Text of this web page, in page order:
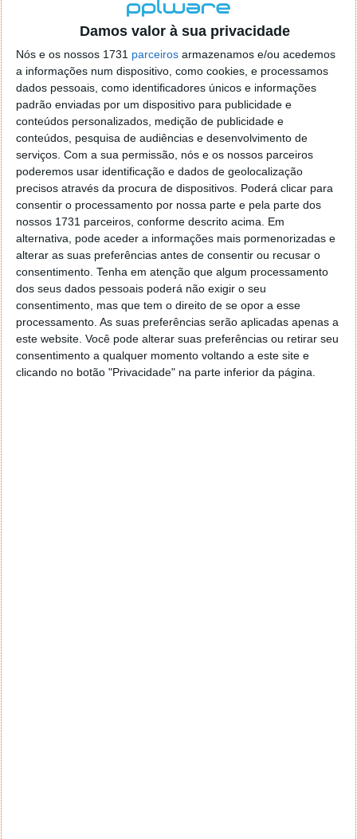
Damos valor à sua privacidade
Nós e os nossos 1731 parceiros armazenamos e/ou acedemos
a informações num dispositivo, como cookies, e processamos
dados pessoais, como identificadores únicos e informações
padrão enviadas por um dispositivo para publicidade e
conteúdos personalizados, medição de publicidade e
conteúdos, pesquisa de audiências e desenvolvimento de
serviços. Com a sua permissão, nós e os nossos parceiros
poderemos usar identificação e dados de geolocalização
precisos através da procura de dispositivos. Poderá clicar para
consentir o processamento por nossa parte e pela parte dos
nossos 1731 parceiros, conforme descrito acima. Em
alternativa, pode aceder a informações mais pormenorizadas e
alterar as suas preferências antes de consentir ou recusar o
consentimento. Tenha em atenção que algum processamento
dos seus dados pessoais poderá não exigir o seu
consentimento, mas que tem o direito de se opor a esse
processamento. As suas preferências serão aplicadas apenas a
este website. Você pode alterar suas preferências ou retirar seu
consentimento a qualquer momento voltando a este site e
clicando no botão "Privacidade" na parte inferior da página.
desde então 80% do seu valor, ainda que muitos
investidores antecipem uma nova explosão de preços
que permita atingir novos ATH durante a próxima alt
season (que poderá estar a poucos meses de
acontecer).
Shiba Inu, a alternativa a Dogecoin que foi
um caso de sucesso
Depois da enorme popularidade de Dogecoin, poucos
confiavam que haveria outra shitcoin capaz de lhe
fazer frente e de repetir o seu sucesso. Shiba Inu
surgiu para testar esse preconceito, com uma
estratégia de marketing bastante eficaz e uma
adesão de comunidades no Reddit e noutros
espaços influentes da internet que foi bastante
rápida.
Shiba Inu começou mesmo a ser difundida como a